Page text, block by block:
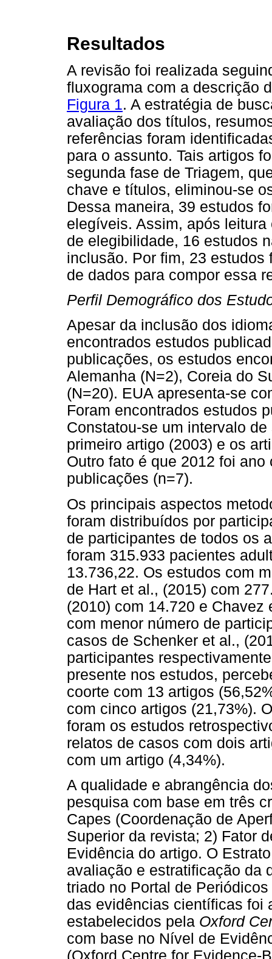
Resultados
A revisão foi realizada
fluxograma com a descrição
Figura 1. A estratégia de
avaliação dos títulos,
referências foram
para o assunto. Tais artigos
segunda fase de Triagem,
chave e títulos, eliminou-se
Dessa maneira, 39 estudos
elegíveis. Assim, após
de elegibilidade, 16 estudos
inclusão. Por fim, 23
de dados para compor essa
Perfil Demográfico dos
Apesar da inclusão dos
encontrados estudos
publicações, os estudos
Alemanha (N=2), Coreia do
(N=20). EUA apresenta-se
Foram encontrados estudos
Constatou-se um intervalo
primeiro artigo (2003) e os
Outro fato é que 2012 foi
publicações (n=7).
Os principais aspectos
foram distribuídos por
de participantes de todos os
foram 315.933 pacientes
13.736,22. Os estudos com
de Hart et al., (2015) com
(2010) com 14.720 e
com menor número de
casos de Schenker et al.,
participantes
presente nos estudos,
coorte com 13 artigos
com cinco artigos (21,73%).
foram os estudos
relatos de casos com dois
com um artigo (4,34%).
A qualidade e abrangência
pesquisa com base em três
Capes (Coordenação de
Superior da revista; 2) Fator
Evidência do artigo. O
avaliação e estratificação da
triado no Portal de
das evidências científicas foi
estabelecidos pela Oxford
com base no Nível de
(Oxford Centre for Evidence-